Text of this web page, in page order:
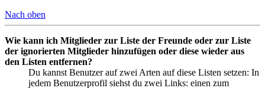
Nach oben
Wie kann ich Mitglieder zur Liste der Freunde oder zur Liste
der ignorierten Mitglieder hinzufügen oder diese wieder aus
den Listen entfernen?
Du kannst Benutzer auf zwei Arten auf diese Listen setzen: In
jedem Benutzerprofil siehst du zwei Links: einen zum